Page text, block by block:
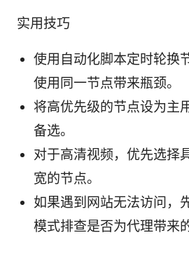
实用技巧
使用自动化脚本定时轮换
使用同一节点带来瓶颈。
将高优先级的节点设为主
备选。
对于高清视频，优先选择
宽的节点。
如果遇到网站无法访问，
模式排查是否为代理带来